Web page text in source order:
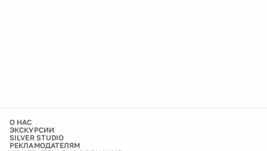
О НАС
ЭКСКУРСИИ
SILVER STUDIO
РЕКЛАМОДАТЕЛЯМ